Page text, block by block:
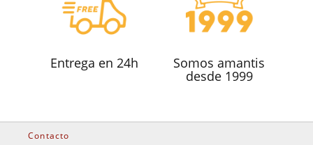
Entrega en 24h Somos amantis
desde 1999
Contacto